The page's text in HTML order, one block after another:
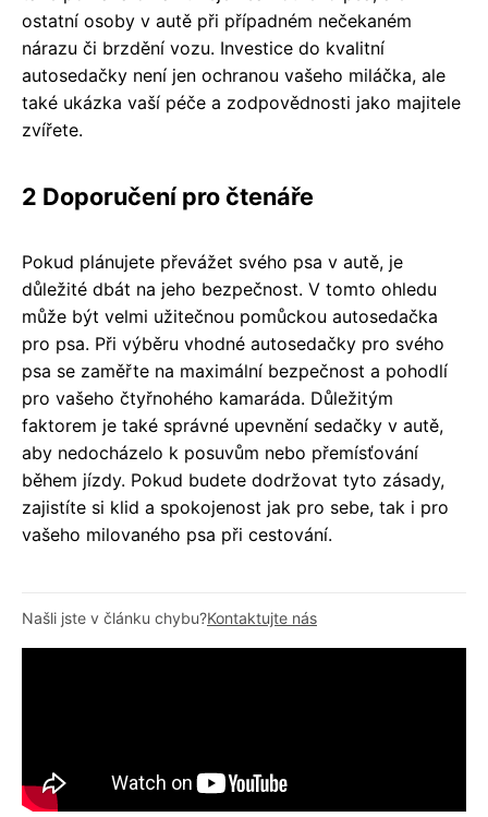
ostatní osoby v autě při případném nečekaném
nárazu či brzdění vozu. Investice do kvalitní
autosedačky není jen ochranou vašeho miláčka, ale
také ukázka vaší péče a zodpovědnosti jako majitele
zvířete.
2 Doporučení pro čtenáře
Pokud plánujete převážet svého psa v autě, je
důležité dbát na jeho bezpečnost. V tomto ohledu
může být velmi užitečnou pomůckou autosedačka
pro psa. Při výběru vhodné autosedačky pro svého
psa se zaměřte na maximální bezpečnost a pohodlí
pro vašeho čtyřnohého kamaráda. Důležitým
faktorem je také správné upevnění sedačky v autě,
aby nedocházelo k posuvům nebo přemísťování
během jízdy. Pokud budete dodržovat tyto zásady,
zajistíte si klid a spokojenost jak pro sebe, tak i pro
vašeho milovaného psa při cestování.
Našli jste v článku chybu?Kontaktujte nás